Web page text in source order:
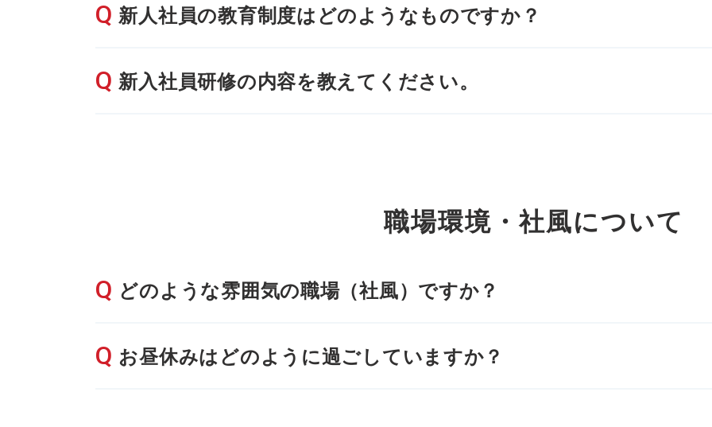
新人社員の教育制度はどのようなものですか？
新入社員研修の内容を教えてください。
職場環境・社風について
どのような雰囲気の職場（社風）ですか？
お昼休みはどのように過ごしていますか？